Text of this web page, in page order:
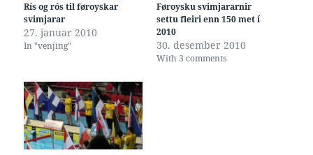
Rís og rós til føroyskar
svimjarar
27. januar 2010
In "venjing"
Føroysku svimjararnir
settu fleiri enn 150 met í
2010
30. desember 2010
With 3 comments